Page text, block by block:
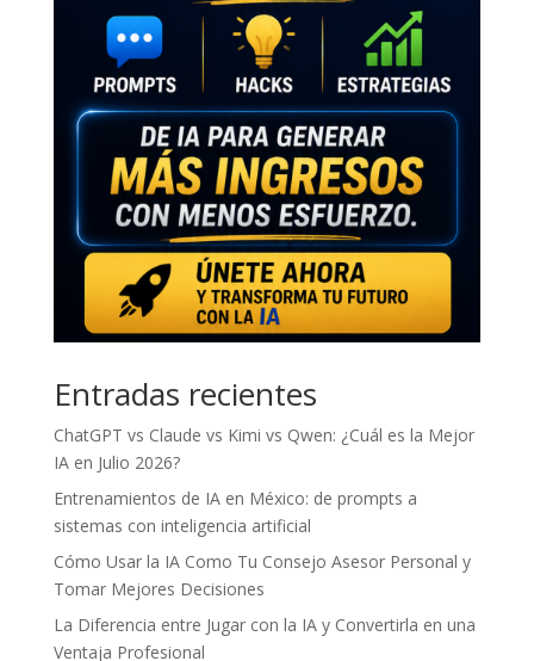
Entradas recientes
ChatGPT vs Claude vs Kimi vs Qwen: ¿Cuál es la Mejor
IA en Julio 2026?
Entrenamientos de IA en México: de prompts a
sistemas con inteligencia artificial
Cómo Usar la IA Como Tu Consejo Asesor Personal y
Tomar Mejores Decisiones
La Diferencia entre Jugar con la IA y Convertirla en una
Ventaja Profesional